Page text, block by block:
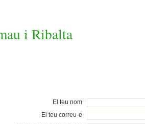
i Ribalta
El teu nom
El teu correu-e